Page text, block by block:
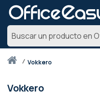
Iniciovokkero
Vokkero